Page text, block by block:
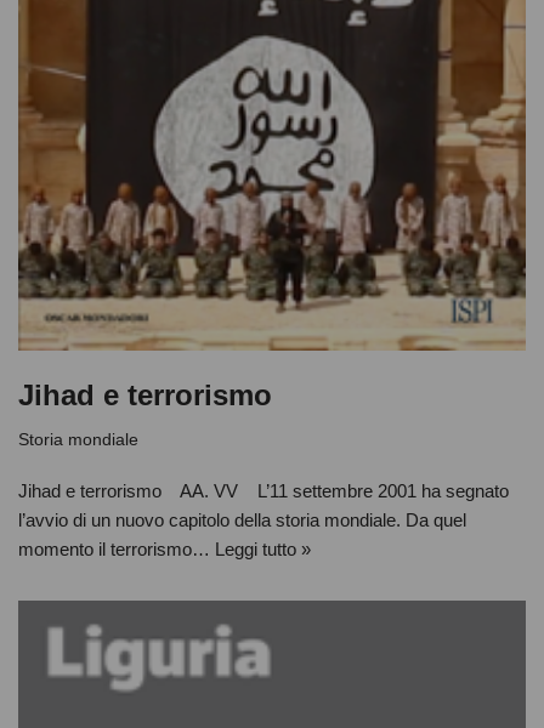
Jihad e terrorismo
Storia mondiale
Jihad e terrorismo AA. VV L’11 settembre 2001 ha segnato
l’avvio di un nuovo capitolo della storia mondiale. Da quel
momento il terrorismo… Leggi tutto »